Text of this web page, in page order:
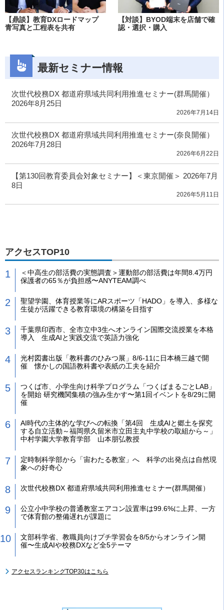
【鼎談】教育DXロードマップ
青写真と工程表を共有
【対談】BYOD端末を店舗で確
認・選択・購入
最新セミナー情報
次世代校務DX 都道府県域共同利用推進セミナー(群馬開催）
2026年8月25日
2026年7月14日
次世代校務DX 都道府県域共同利用推進セミナー(奈良開催）
2026年7月28日
2026年6月22日
【第130回教育委員会対象セミナー】＜東京開催＞ 2026年7月
8日
2026年5月11日
アクセスTOP10
＜中高生の部活費の実態調査＞運動部の部活費は年間8.4万円
保護者の65％が負担感〜ANYTEAM調べ
聖望学園、体育授業等にARスポーツ「HADO」を導入、多様な
生徒が活躍できる教育環境の構築を目指す
千葉県印西市、全市立中3生へオンライン国際交流授業を本格
導入 生成AIと実践交流で英語力強化
光村図書出版「教科書のひみつ展」8/6-11に日本橋三越で開
催 懐かしの国語教科書や表紙の工夫を紹介
つくば市、小学生向け科学プログラム「つくばまるごとLAB」
を開始 研究機関集積の強み生かす〜第1回イベントを8/29に開
催
AI時代の主体的な学びへの転換「第4回 生成AIと郷土を探究
する自立活動～福岡県久留米市立田主丸中学校の取組から～」
中村学園大学教育学部 山本朋弘教授
定時制科学部から「宙わたる教室」へ 科学の出発点は自然現
象への好奇心
次世代校務DX 都道府県域共同利用推進セミナー(群馬開催）
公立小中学校の普通教室エアコン設置率は99.6%に上昇、一方
で体育館の整備遅れが課題に
文部科学省、教職員向けプチ学習会を8/5からオンライン開
催〜生成AIや校務DXなど全5テーマ
アクセスランキングTOP30はこちら